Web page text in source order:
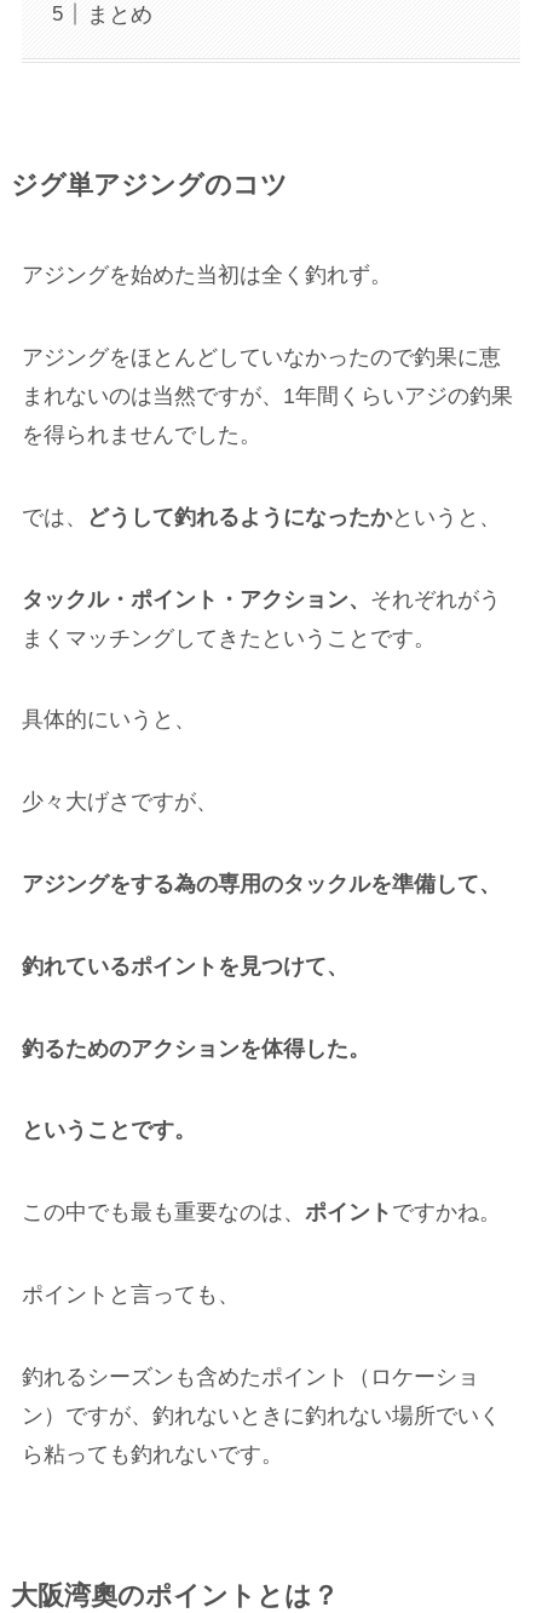
まとめ
ジグ単アジングのコツ
アジングを始めた当初は全く釣れず。
アジングをほとんどしていなかったので釣果に恵
まれないのは当然ですが、1年間くらいアジの釣果
を得られませんでした。
では、 どうして釣れるようになったかというと、
タックル・ポイント・アクション、 それぞれがう
まくマッチングしてきたということです。
具体的にいうと、
少々大げさですが、
アジングをする為の専用のタックルを準備して、
釣れているポイントを見つけて、
釣るためのアクションを体得した。
ということです。
この中でも最も重要なのは、 ポイント ですかね。
ポイントと言っても、
釣れるシーズンも含めたポイント（ロケーショ
ン）ですが、釣れないときに釣れない場所でいく
ら粘っても釣れないです。
大阪湾奧のポイントとは？